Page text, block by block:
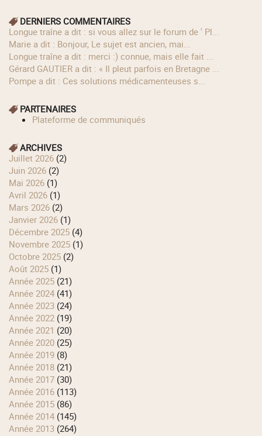
DERNIERS COMMENTAIRES
longue traîne a dit : si vous allez sur le forum de ' Pl...
Marie a dit : Bonjour, Le sujet est ancien, mai...
longue traîne a dit : merci :) connue, mais elle fait ...
Gérard GAUTIER a dit : « Il pleut parfois en Bretagne ...
Pompe a dit : Ces solutions médicamenteuses s...
PARTENAIRES
Plateforme de communiqués
ARCHIVES
juillet 2026 (2)
juin 2026 (2)
mai 2026 (1)
avril 2026 (1)
mars 2026 (2)
janvier 2026 (1)
décembre 2025 (4)
novembre 2025 (1)
octobre 2025 (2)
août 2025 (1)
année 2025 (21)
année 2024 (41)
année 2023 (24)
année 2022 (19)
année 2021 (20)
année 2020 (25)
année 2019 (8)
année 2018 (21)
année 2017 (30)
année 2016 (113)
année 2015 (86)
année 2014 (145)
année 2013 (264)